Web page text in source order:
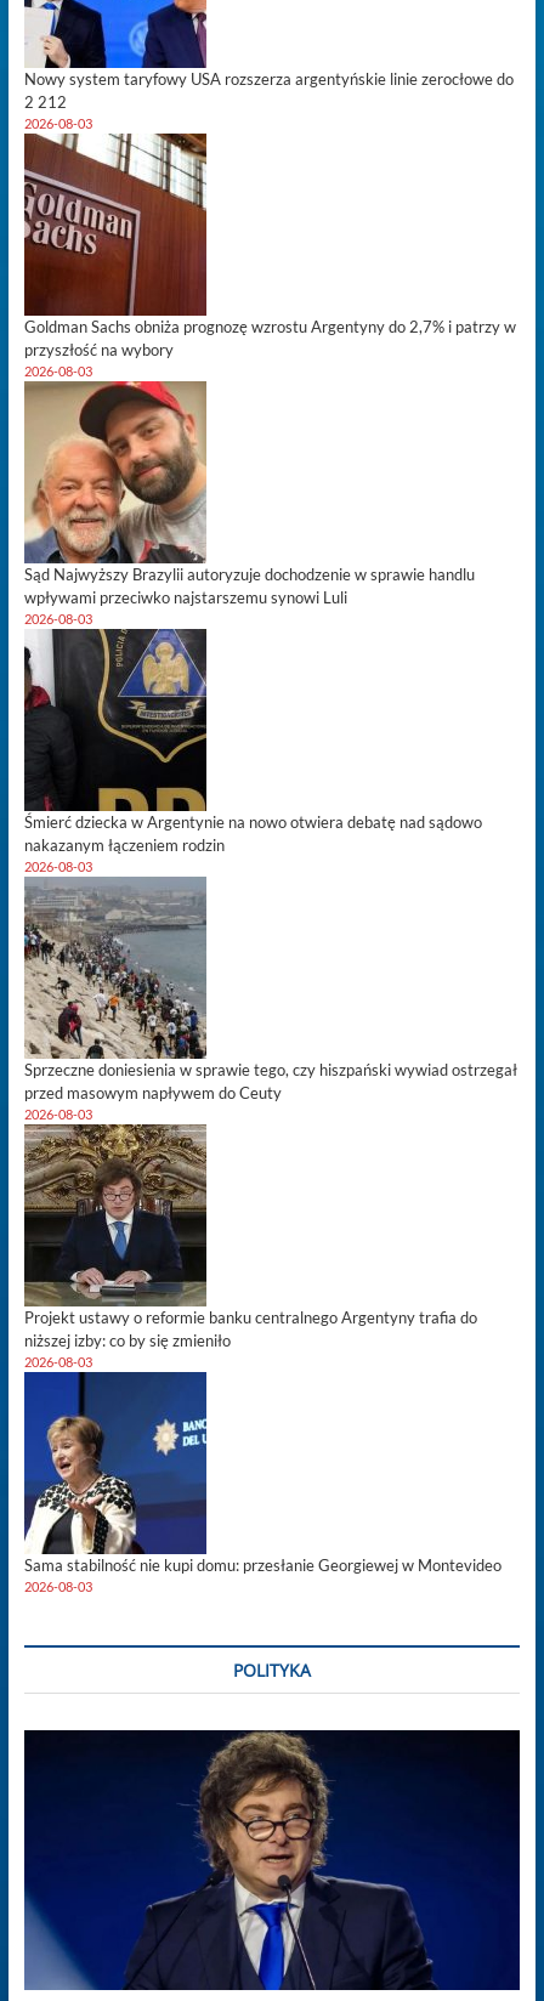
Nowy system taryfowy USA rozszerza argentyńskie linie zerocłowe do
2 212
2026-08-03
Goldman Sachs obniża prognozę wzrostu Argentyny do 2,7% i patrzy w
przyszłość na wybory
2026-08-03
Sąd Najwyższy Brazylii autoryzuje dochodzenie w sprawie handlu
wpływami przeciwko najstarszemu synowi Luli
2026-08-03
Śmierć dziecka w Argentynie na nowo otwiera debatę nad sądowo
nakazanym łączeniem rodzin
2026-08-03
Sprzeczne doniesienia w sprawie tego, czy hiszpański wywiad ostrzegał
przed masowym napływem do Ceuty
2026-08-03
Projekt ustawy o reformie banku centralnego Argentyny trafia do
niższej izby: co by się zmieniło
2026-08-03
Sama stabilność nie kupi domu: przesłanie Georgiewej w Montevideo
2026-08-03
POLITYKA